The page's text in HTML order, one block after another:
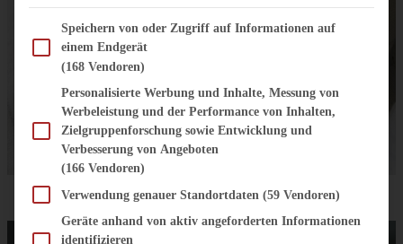
Einfache und schnelle Wurzelgemüse-Suppe
Im Folgenden finden Sie eine Liste der Zwecke des IAB Transparency and Consent
Speichern von oder Zugriff auf Informationen auf
einem Endgerät
(168 Vendoren)
Personalisierte Werbung und Inhalte, Messung von
Werbeleistung und der Performance von Inhalten,
Zielgruppenforschung sowie Entwicklung und
Verbesserung von Angeboten
(166 Vendoren)
Verwendung genauer Standortdaten (59 Vendoren)
Geräte anhand von aktiv angeforderten Informationen
identifizieren